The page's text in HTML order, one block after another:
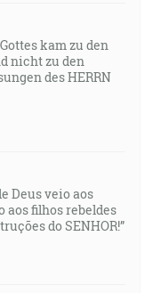
nepostaví na
budú očakávať
majú slobodu na
[1Pt 2:16]
kam zu den
nicht zu den
des HERRN
Deus veio aos
aos filhos rebeldes
do SENHOR!”